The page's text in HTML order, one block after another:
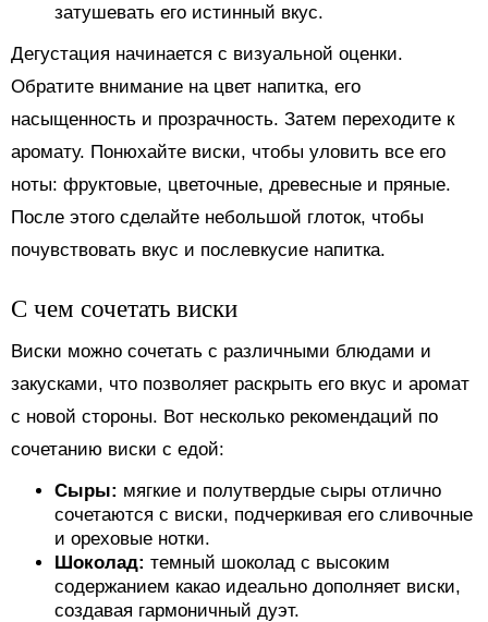
затушевать его истинный вкус.
Дегустация начинается с визуальной оценки.
Обратите внимание на цвет напитка, его
насыщенность и прозрачность. Затем переходите к
аромату. Понюхайте виски, чтобы уловить все его
ноты: фруктовые, цветочные, древесные и пряные.
После этого сделайте небольшой глоток, чтобы
почувствовать вкус и послевкусие напитка.
С чем сочетать виски
Виски можно сочетать с различными блюдами и
закусками, что позволяет раскрыть его вкус и аромат
с новой стороны. Вот несколько рекомендаций по
сочетанию виски с едой:
Сыры: мягкие и полутвердые сыры отлично
сочетаются с виски, подчеркивая его сливочные
и ореховые нотки.
Шоколад: темный шоколад с высоким
содержанием какао идеально дополняет виски,
создавая гармоничный дуэт.